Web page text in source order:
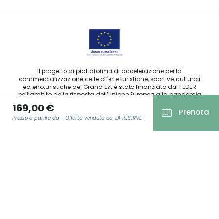
169,00 €
Prezzo a partire da – Offerta venduta da: LA RESERVE Prenota
Il progetto di piattaforma di accelerazione per la
commercializzazione delle offerte turistiche, sportive, culturali
ed enoturistiche del Grand Est è stato finanziato dal FEDER
nell’ambito della risposta dell’Unione Europea alla pandemia